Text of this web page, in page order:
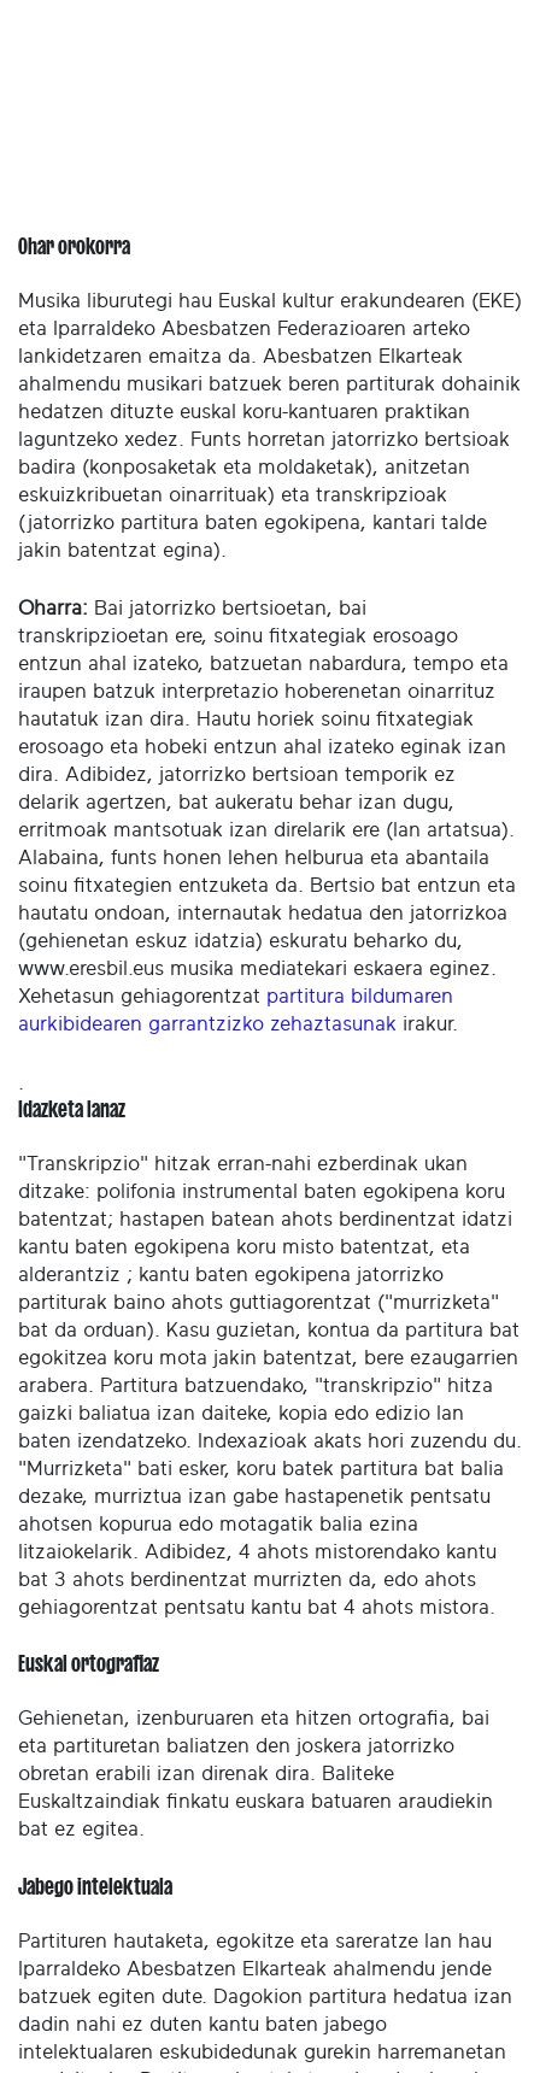
Ohar orokorra
Musika liburutegi hau Euskal kultur erakundearen (EKE)
eta Iparraldeko Abesbatzen Federazioaren arteko
lankidetzaren emaitza da. Abesbatzen Elkarteak
ahalmendu musikari batzuek beren partiturak dohainik
hedatzen dituzte euskal koru-kantuaren praktikan
laguntzeko xedez. Funts horretan jatorrizko bertsioak
badira (konposaketak eta moldaketak), anitzetan
eskuizkribuetan oinarrituak) eta transkripzioak
(jatorrizko partitura baten egokipena, kantari talde
jakin batentzat egina).
Oharra: Bai jatorrizko bertsioetan, bai
transkripzioetan ere, soinu fitxategiak erosoago
entzun ahal izateko, batzuetan nabardura, tempo eta
iraupen batzuk interpretazio hoberenetan oinarrituz
hautatuk izan dira. Hautu horiek soinu fitxategiak
erosoago eta hobeki entzun ahal izateko eginak izan
dira. Adibidez, jatorrizko bertsioan temporik ez
delarik agertzen, bat aukeratu behar izan dugu,
erritmoak mantsotuak izan direlarik ere (lan artatsua).
Alabaina, funts honen lehen helburua eta abantaila
soinu fitxategien entzuketa da. Bertsio bat entzun eta
hautatu ondoan, internautak hedatua den jatorrizkoa
(gehienetan eskuz idatzia) eskuratu beharko du,
www.eresbil.eus musika mediatekari eskaera eginez.
Xehetasun gehiagorentzat partitura bildumaren
aurkibidearen garrantzizko zehaztasunak irakur.
Idazketa lanaz
"Transkripzio" hitzak erran-nahi ezberdinak ukan
ditzake: polifonia instrumental baten egokipena koru
batentzat; hastapen batean ahots berdinentzat idatzi
kantu baten egokipena koru misto batentzat, eta
alderantziz ; kantu baten egokipena jatorrizko
partiturak baino ahots guttiagorentzat ("murrizketa"
bat da orduan). Kasu guzietan, kontua da partitura bat
egokitzea koru mota jakin batentzat, bere ezaugarrien
arabera. Partitura batzuendako, "transkripzio" hitza
gaizki baliatua izan daiteke, kopia edo edizio lan
baten izendatzeko. Indexazioak akats hori zuzendu du.
"Murrizketa" bati esker, koru batek partitura bat balia
dezake, murriztua izan gabe hastapenetik pentsatu
ahotsen kopurua edo motagatik balia ezina
litzaiokelarik. Adibidez, 4 ahots mistorendako kantu
bat 3 ahots berdinentzat murrizten da, edo ahots
gehiagorentzat pentsatu kantu bat 4 ahots mistora.
Euskal ortografiaz
Gehienetan, izenburuaren eta hitzen ortografia, bai
eta partituretan baliatzen den joskera jatorrizko
obretan erabili izan direnak dira. Baliteke
Euskaltzaindiak finkatu euskara batuaren araudiekin
bat ez egitea.
Jabego intelektuala
Partituren hautaketa, egokitze eta sareratze lan hau
Iparraldeko Abesbatzen Elkarteak ahalmendu jende
batzuek egiten dute. Dagokion partitura hedatua izan
dadin nahi ez duten kantu baten jabego
intelektualaren eskubidedunak gurekin harremanetan